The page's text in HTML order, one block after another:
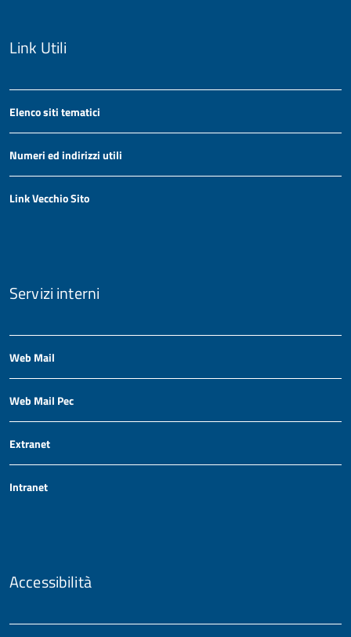
Link Utili
Elenco siti tematici
Numeri ed indirizzi utili
Link Vecchio Sito
Servizi interni
Web Mail
Web Mail Pec
Extranet
Intranet
Accessibilità